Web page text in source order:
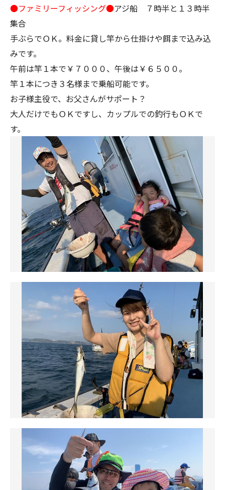
●ファミリーフィッシング●アジ船 ７時半と１３時半
集合
手ぶらでＯＫ。料金に貸し竿から仕掛けや餌まで込み込
みです。
午前は竿１本で￥７０００、午後は￥６５００。
竿１本につき３名様まで乗船可能です。
お子様主役で、お父さんがサポート？
大人だけでもＯＫですし、カップルでの釣行もＯＫで
す。